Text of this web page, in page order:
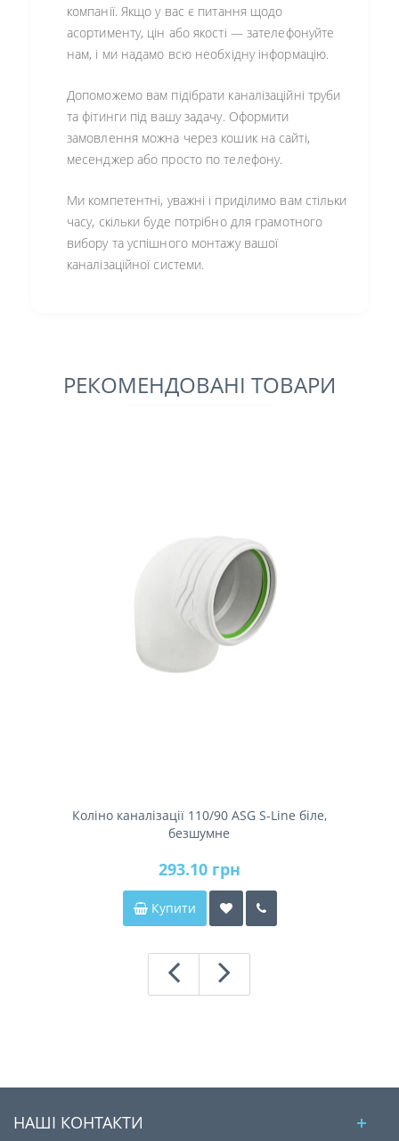
компанії. Якщо у вас є питання щодо
асортименту, цін або якості — зателефонуйте
нам, і ми надамо всю необхідну інформацію.
Допоможемо вам підібрати каналізаційні труби
та фітинги під вашу задачу. Оформити
замовлення можна через кошик на сайті,
месенджер або просто по телефону.
Ми компетентні, уважні і приділимо вам стільки
часу, скільки буде потрібно для грамотного
вибору та успішного монтажу вашої
каналізаційної системи.
РЕКОМЕНДОВАНІ ТОВАРИ
Коліно каналізації 110/90 ASG S-Line біле,
безшумне
293.10 грн
Купити
НАШІ КОНТАКТИ